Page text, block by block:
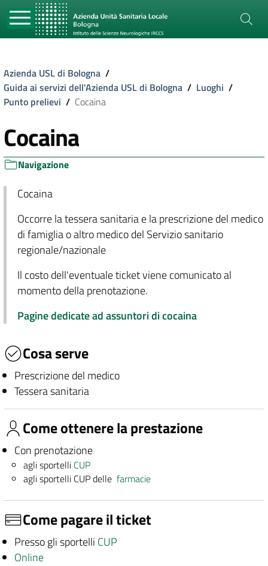
Azienda USL di Bologna /
Guida ai servizi dell'Azienda USL di Bologna / Luoghi /
Punto prelievi / Cocaina
Cocaina
Navigazione
Cocaina
Occorre la tessera sanitaria e la prescrizione del medico
di famiglia o altro medico del Servizio sanitario
regionale/nazionale
Il costo dell'eventuale ticket viene comunicato al
momento della prenotazione.
Pagine dedicate ad assuntori di cocaina
Cosa serve
Prescrizione del medico
Tessera sanitaria
Come ottenere la prestazione
Con prenotazione
agli sportelli CUP
agli sportelli CUP dellefarmacie
Come pagare il ticket
Presso gli sportelli CUP
Online